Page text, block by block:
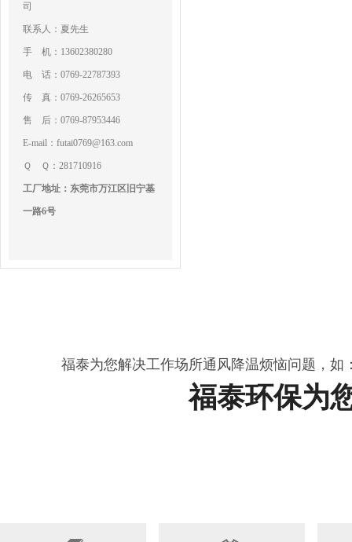
司
联系人：夏先生
手 机：13602380280
电 话：0769-22787393
传 真：0769-26265653
售 后：0769-87953446
E-mail：futai0769@163.com
Ｑ Ｑ：281710916
工厂地址：东莞市万江区旧宁基
一路6号
福泰为您解决工作场所通风降温烦恼问题，
福泰环保为